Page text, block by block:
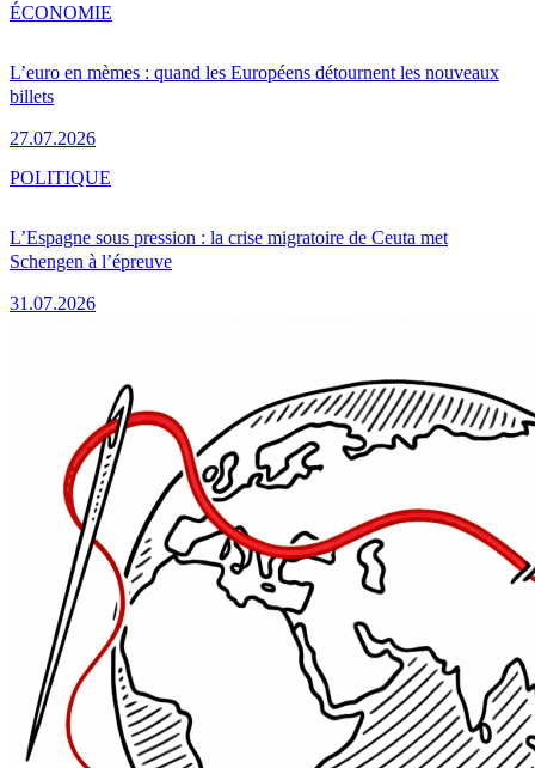
L’euro en mèmes : quand les Européens détournent les nouveaux
billets
27.07.2026
ÉCONOMIE
L’Espagne sous pression : la crise migratoire de Ceuta met
Schengen à l’épreuve
31.07.2026
POLITIQUE